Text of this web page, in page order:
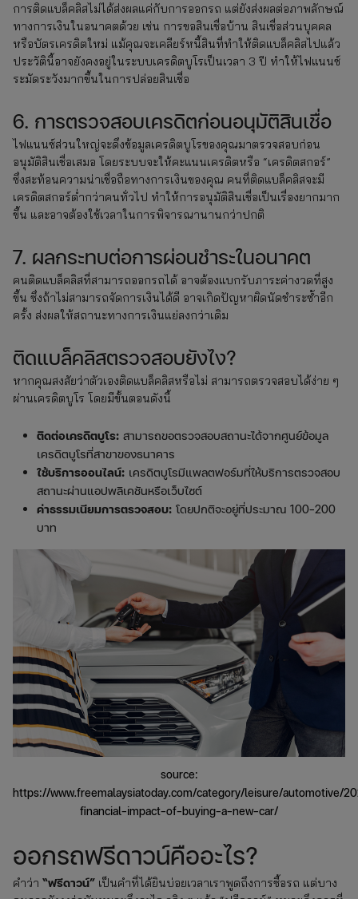
การติดแบล็คลิสไม่ได้ส่งผลแค่กับการออกรถ แต่ยังส่งผลต่อภาพลักษณ์
ทางการเงินในอนาคตด้วย เช่น การขอสินเชื่อบ้าน สินเชื่อส่วนบุคคล
หรือบัตรเครดิตใหม่ แม้คุณจะเคลียร์หนี้สินที่ทำให้ติดแบล็คลิสไปแล้ว
ประวัตินี้อาจยังคงอยู่ในระบบเครดิตบูโรเป็นเวลา 3 ปี ทำให้ไฟแนนซ์
ระมัดระวังมากขึ้นในการปล่อยสินเชื่อ
6. การตรวจสอบเครดิตก่อนอนุมัติสินเชื่อ
ไฟแนนซ์ส่วนใหญ่จะดึงข้อมูลเครดิตบูโรของคุณมาตรวจสอบก่อน
อนุมัติสินเชื่อเสมอ โดยระบบจะให้คะแนนเครดิตหรือ “เครดิตสกอร์”
ซึ่งสะท้อนความน่าเชื่อถือทางการเงินของคุณ คนที่ติดแบล็คลิสจะมี
เครดิตสกอร์ต่ำกว่าคนทั่วไป ทำให้การอนุมัติสินเชื่อเป็นเรื่องยากมาก
ขึ้น และอาจต้องใช้เวลาในการพิจารณานานกว่าปกติ
7. ผลกระทบต่อการผ่อนชำระในอนาคต
คนติดแบล็คลิสที่สามารถออกรถได้ อาจต้องแบกรับภาระค่างวดที่สูง
ขึ้น ซึ่งถ้าไม่สามารถจัดการเงินได้ดี อาจเกิดปัญหาผิดนัดชำระซ้ำอีก
ครั้ง ส่งผลให้สถานะทางการเงินแย่ลงกว่าเดิม
ติดแบล็คลิสตรวจสอบยังไง?
หากคุณสงสัยว่าตัวเองติดแบล็คลิสหรือไม่ สามารถตรวจสอบได้ง่าย ๆ
ผ่านเครดิตบูโร โดยมีขั้นตอนดังนี้
ติดต่อเครดิตบูโร: สามารถขอตรวจสอบสถานะได้จากศูนย์ข้อมูล
เครดิตบูโรที่สาขาของธนาคาร
ใช้บริการออนไลน์: เครดิตบูโรมีแพลตฟอร์มที่ให้บริการตรวจสอบ
สถานะผ่านแอปพลิเคชันหรือเว็บไซต์
ค่าธรรมเนียมการตรวจสอบ: โดยปกติจะอยู่ที่ประมาณ 100-200
บาท
source:
https://www.freemalaysiatoday.com/category/leisure/automotive/
financial-impact-of-buying-a-new-car/
ออกรถฟรีดาวน์คืออะไร?
คำว่า “ฟรีดาวน์” เป็นคำที่ได้ยินบ่อยเวลาเราพูดถึงการซื้อรถ แต่บาง